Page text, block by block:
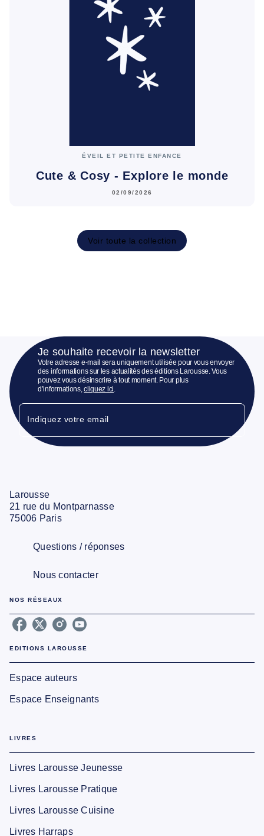
ÉVEIL ET PETITE ENFANCE
Cute & Cosy - Explore le monde
02/09/2026
Voir toute la collection
Je souhaite recevoir la newsletter
Votre adresse e-mail sera uniquement utilisée pour vous envoyer
des informations sur les actualités des éditions Larousse. Vous
pouvez vous désinscrire à tout moment. Pour plus
d’informations,cliquez ici
Indiquez votre email
Larousse
21 rue du Montparnasse
75006 Paris
Questions / réponses
Nous contacter
NOS RÉSEAUX
EDITIONS LAROUSSE
Espace auteurs
Espace Enseignants
LIVRES
Livres Larousse Jeunesse
Livres Larousse Pratique
Livres Larousse Cuisine
Livres Harraps